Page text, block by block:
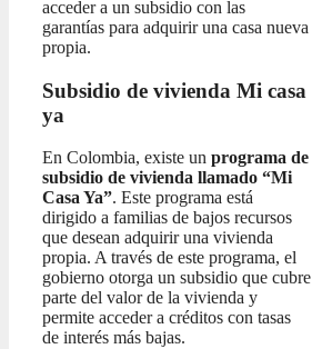
acceder a un subsidio con las
garantías para adquirir una casa nueva
propia.
Subsidio de vivienda Mi casa
ya
En Colombia, existe un programa de
subsidio de vivienda llamado “Mi
Casa Ya”. Este programa está
dirigido a familias de bajos recursos
que desean adquirir una vivienda
propia. A través de este programa, el
gobierno otorga un subsidio que cubre
parte del valor de la vivienda y
permite acceder a créditos con tasas
de interés más bajas.